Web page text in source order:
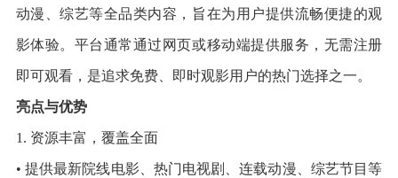
动漫、综艺等全品类内容，旨在为用户提供流畅便捷的观
影体验。平台通常通过网页或移动端提供服务，无需注册
即可观看，是追求免费、即时观影用户的热门选择之一。
亮点与优势
1. 资源丰富，覆盖全面
• 提供最新院线电影、热门电视剧、连载动漫、综艺节目等